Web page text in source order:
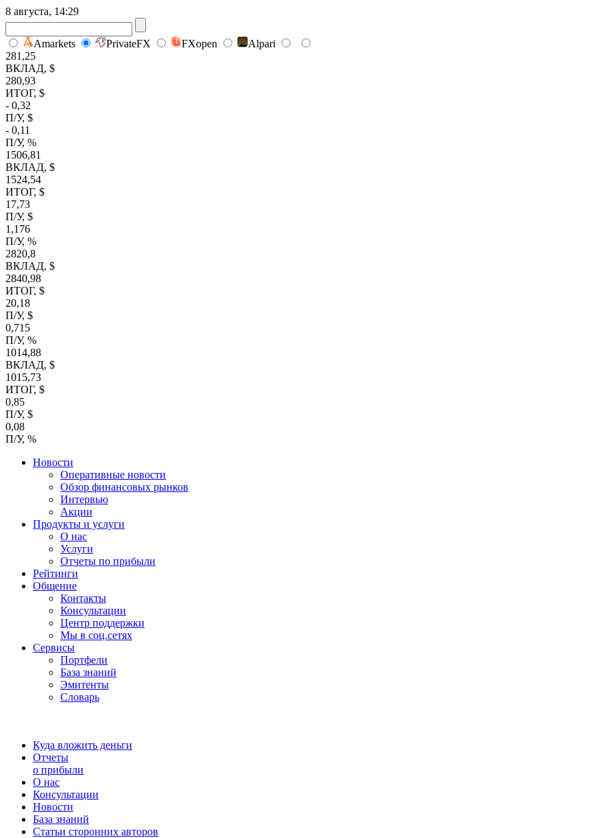
8 августа, 14:29
Amarkets PrivateFX FXopen
Alpari
281,25
ВКЛАД, $
280,93
ИТОГ, $
- 0,32
П/У, $
- 0,11
П/У, %
1506,81
ВКЛАД, $
1524,54
ИТОГ, $
17,73
П/У, $
1,176
П/У, %
2820,8
ВКЛАД, $
2840,98
ИТОГ, $
20,18
П/У, $
0,715
П/У, %
1014,88
ВКЛАД, $
1015,73
ИТОГ, $
0,85
П/У, $
0,08
П/У, %
Новости
Оперативные новости
Обзор финансовых рынков
Интервью
Акции
Продукты и услуги
О нас
Услуги
Отчеты по прибыли
Рейтинги
Общение
Контакты
Консультации
Центр поддержки
Мы в соц.сетях
Сервисы
Портфели
База знаний
Эмитенты
Словарь
Куда вложить деньги
Отчеты
о прибыли
О нас
Консультации
Новости
База знаний
Статьи сторонних авторов